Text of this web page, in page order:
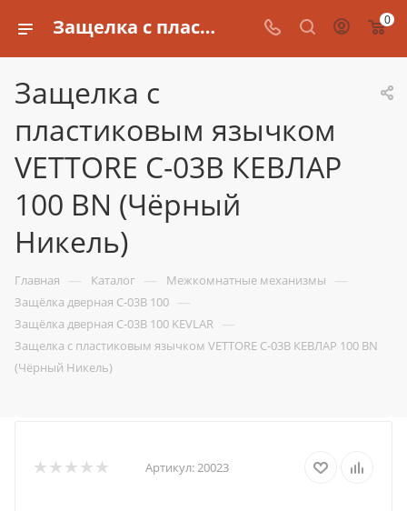
Защелка с пластиковым язычком VETTORE C-03B КЕВЛАР 100 BN (Чёрный Никель) 0
Защелка с
пластиковым язычком
VETTORE C-03B КЕВЛАР
100 BN (Чёрный
Никель)
Главная — Каталог — Межкомнатные механизмы —
Защёлка дверная C-03B 100 —
Защёлка дверная C-03B 100 KEVLAR —
Защелка с пластиковым язычком VETTORE C-03B КЕВЛАР 100 BN
(Чёрный Никель)
Артикул:20023